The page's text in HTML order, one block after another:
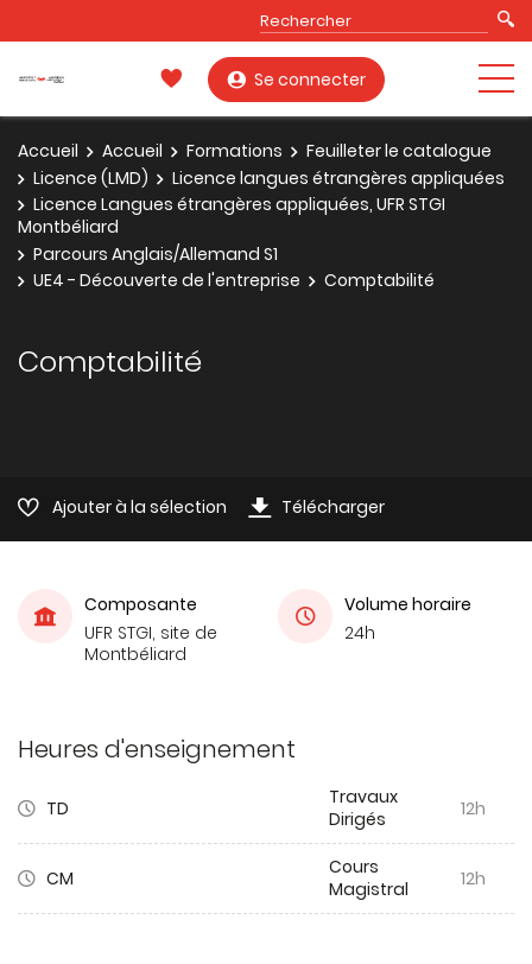
Se connecter
Accueil Accueil Formations
Feuilleter le catalogue
Licence (LMD)
Licence langues étrangères appliquées
Licence Langues étrangères appliquées, UFR STGI
Montbéliard
Parcours Anglais/Allemand S1
UE4 - Découverte de l'entreprise
Comptabilité
Comptabilité
Ajouter à la sélection Télécharger
Composante
UFR STGI, site de
Montbéliard
Volume horaire
24h
Heures d'enseignement
TD
Travaux
Dirigés
12h
CM
Cours
Magistral
12h